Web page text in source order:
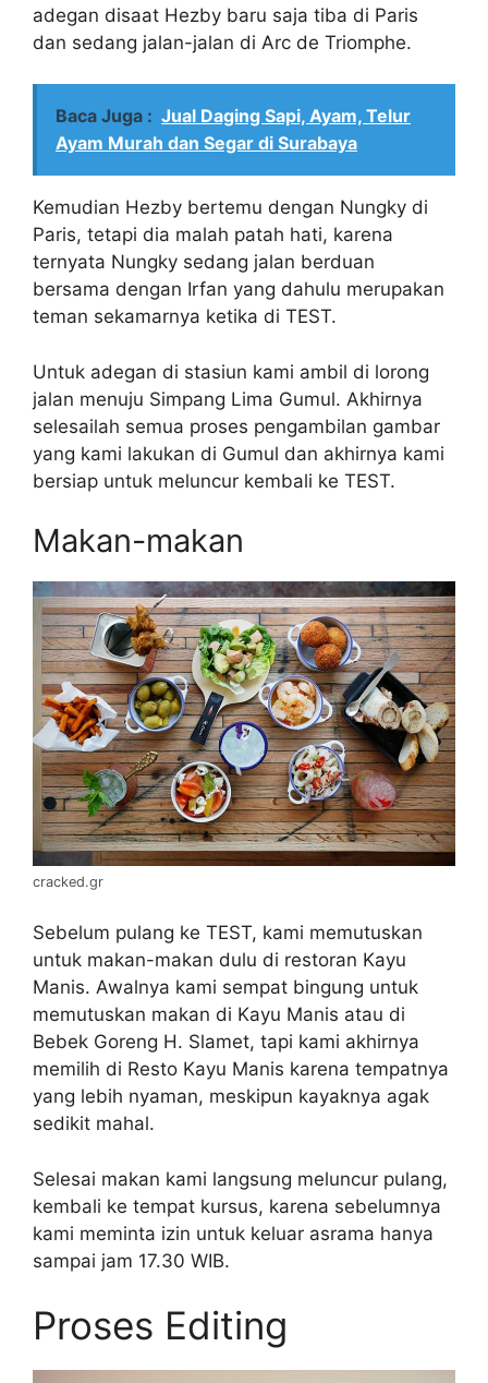
adegan disaat Hezby baru saja tiba di Paris
dan sedang jalan-jalan di Arc de Triomphe.
Baca Juga : Jual Daging Sapi, Ayam, Telur
Ayam Murah dan Segar di Surabaya
Kemudian Hezby bertemu dengan Nungky di
Paris, tetapi dia malah patah hati, karena
ternyata Nungky sedang jalan berduan
bersama dengan Irfan yang dahulu merupakan
teman sekamarnya ketika di TEST.
Untuk adegan di stasiun kami ambil di lorong
jalan menuju Simpang Lima Gumul. Akhirnya
selesailah semua proses pengambilan gambar
yang kami lakukan di Gumul dan akhirnya kami
bersiap untuk meluncur kembali ke TEST.
Makan-makan
cracked.gr
Sebelum pulang ke TEST, kami memutuskan
untuk makan-makan dulu di restoran Kayu
Manis. Awalnya kami sempat bingung untuk
memutuskan makan di Kayu Manis atau di
Bebek Goreng H. Slamet, tapi kami akhirnya
memilih di Resto Kayu Manis karena tempatnya
yang lebih nyaman, meskipun kayaknya agak
sedikit mahal.
Selesai makan kami langsung meluncur pulang,
kembali ke tempat kursus, karena sebelumnya
kami meminta izin untuk keluar asrama hanya
sampai jam 17.30 WIB.
Proses Editing